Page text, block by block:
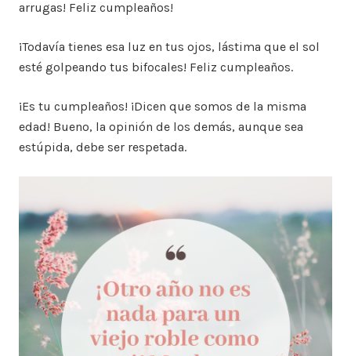
arrugas! Feliz cumpleaños!
¡Todavía tienes esa luz en tus ojos, lástima que el sol
esté golpeando tus bifocales! Feliz cumpleaños.
¡Es tu cumpleaños! ¡Dicen que somos de la misma
edad! Bueno, la opinión de los demás, aunque sea
estúpida, debe ser respetada.